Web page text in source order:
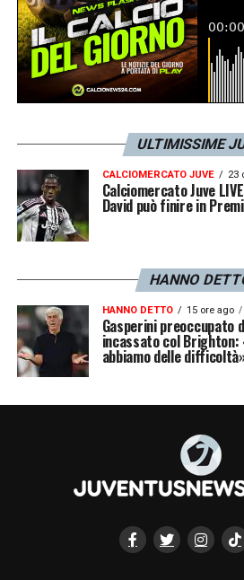
ULTIMISSIME
CALCIOMERCATO JUVE 23
Calciomercato Juve
David può finire in
HANNO
HANNO DETTO 15 ore ago
Gasperini preoccupato
incassato col
abbiamo delle